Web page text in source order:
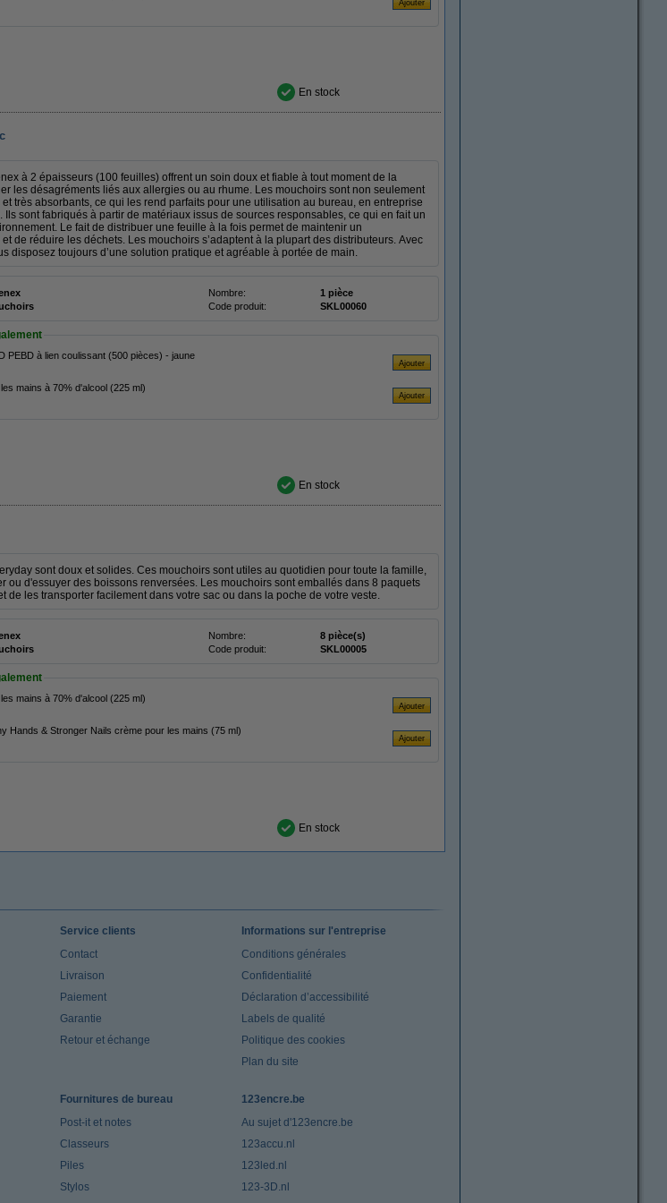
En stock
à 2 épaisseurs (100 feuilles) offrent un soin doux et fiable à tout moment de la
les désagréments liés aux allergies ou au rhume. Les mouchoirs sont non seulement
très absorbants, ce qui les rend parfaits pour une utilisation au bureau, en entreprise
sont fabriqués à partir de matériaux issus de sources responsables, ce qui en fait un
Le fait de distribuer une feuille à la fois permet de maintenir un
de réduire les déchets. Les mouchoirs s’adaptent à la plupart des distributeurs. Avec
disposez toujours d’une solution pratique et agréable à portée de main.
Nombre:
1 pièce
Code produit: SKL00060
PEBD à lien coulissant (500 pièces) - jaune
mains à 70% d'alcool (225 ml)
En stock
sont doux et solides. Ces mouchoirs sont utiles au quotidien pour toute la famille,
ou d'essuyer des boissons renversées. Les mouchoirs sont emballés dans 8 paquets
de les transporter facilement dans votre sac ou dans la poche de votre veste.
Nombre:
8 pièce(s)
Code produit: SKL00005
mains à 70% d'alcool (225 ml)
Hands & Stronger Nails crème pour les mains (75 ml)
En stock
Service clients
Contact
Livraison
Paiement
Garantie
Retour et échange
Informations sur l'entreprise
Conditions générales
Confidentialité
Déclaration d’accessibilité
Labels de qualité
Politique des cookies
Plan du site
Fournitures de bureau
Post-it et notes
Classeurs
Piles
Stylos
123encre.be
Au sujet d'123encre.be
123accu.nl
123led.nl
123-3D.nl